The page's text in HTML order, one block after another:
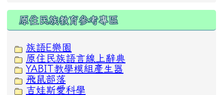
原住民族教育參考專區
族語E樂園
原住民族語言線上辭典
YABIT教學模組產生器
飛鼠部落
吉娃斯愛科學